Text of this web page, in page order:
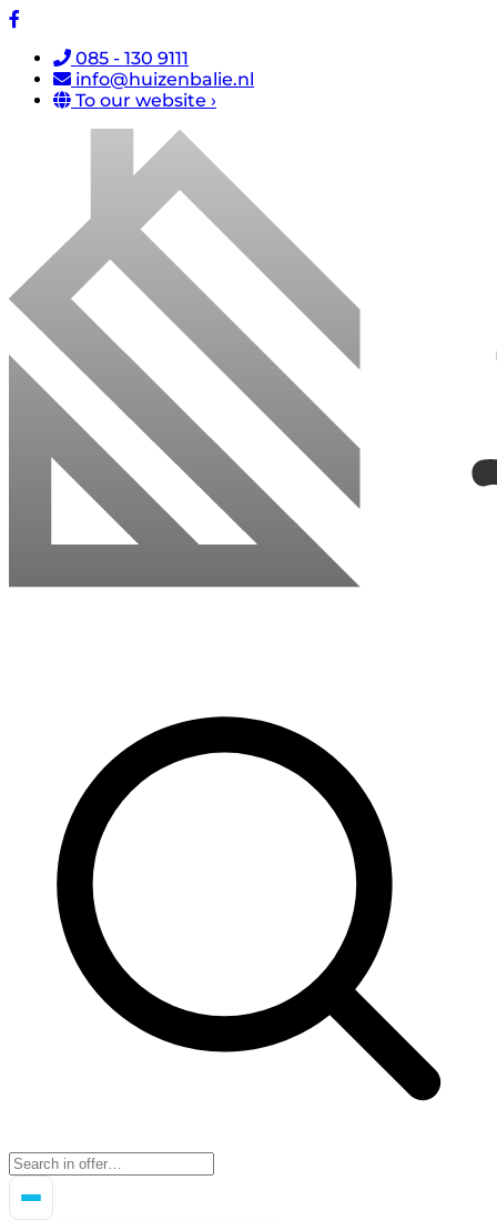
085 - 130 9111
info@huizenbalie.nl
To our website ›